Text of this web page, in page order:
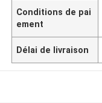
Conditions de pai
ement
Délai de livraison